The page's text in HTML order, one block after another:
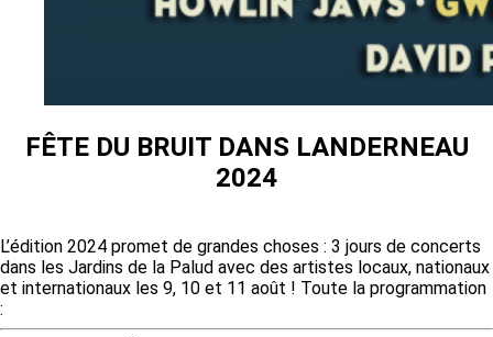
FÊTE DU BRUIT DANS LANDERNEAU
2024
L’édition 2024 promet de grandes choses : 3 jours de concerts
dans les Jardins de la Palud avec des artistes locaux, nationaux
et internationaux les 9, 10 et 11 août ! Toute la programmation
: